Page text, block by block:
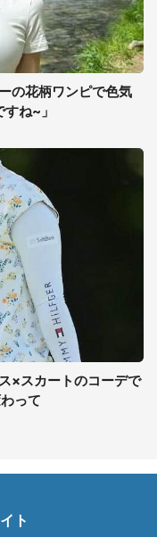
の花柄ワンピで色気
ね~」
×スカートのコーデで
って
ト